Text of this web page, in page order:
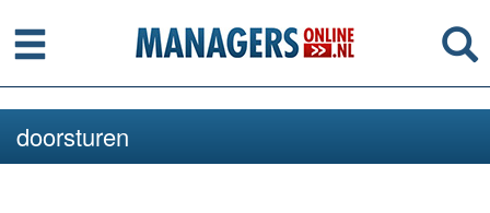
Menu
doorsturen